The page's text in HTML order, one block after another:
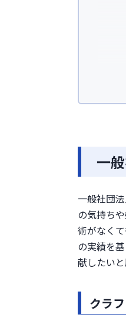
一
一般社団
の気持ち
術がなく
の実績を
献したいと
クラ